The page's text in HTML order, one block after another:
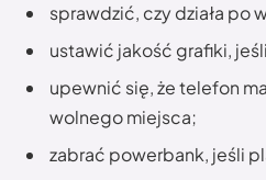
sprawdzić, czy działa po
ustawić jakość grafiki,
upewnić się, że telefon
wolnego miejsca;
zabrać powerbank, jeśli